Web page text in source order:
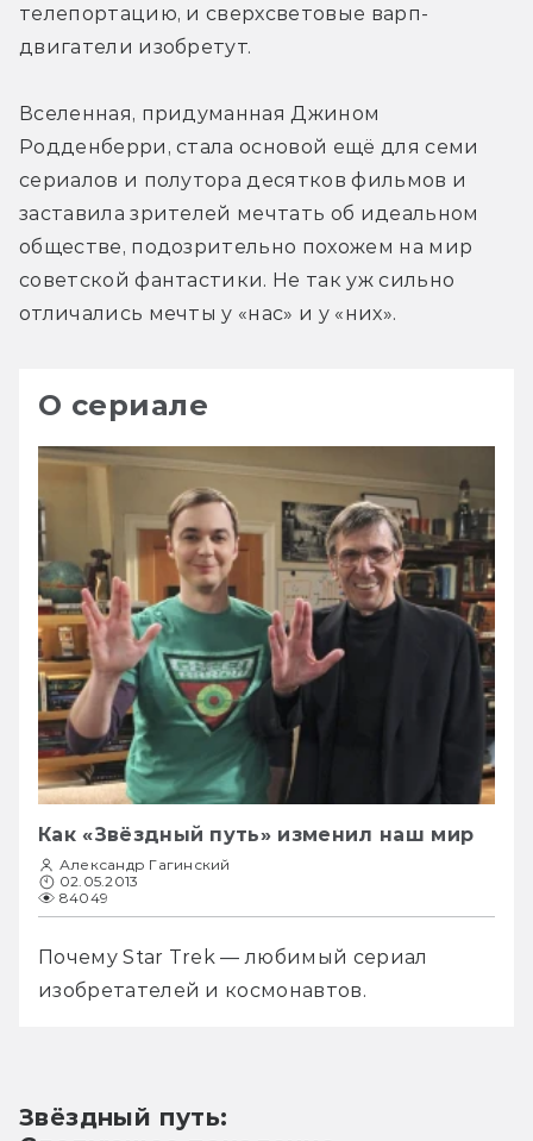
телепортацию, и сверхсветовые варп-
двигатели изобретут.
Вселенная, придуманная Джином
Родденберри, стала основой ещё для семи
сериалов и полутора десятков фильмов и
заставила зрителей мечтать об идеальном
обществе, подозрительно похожем на мир
советской фантастики. Не так уж сильно
отличались мечты у «нас» и у «них».
О сериале
Как «Звёздный путь» изменил наш мир
Александр Гагинский
02.05.2013
84049
Почему Star Trek — любимый сериал
изобретателей и космонавтов.
Звёздный путь: